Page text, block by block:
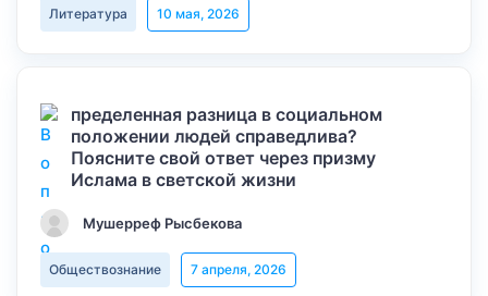
Литература 10 мая, 2026
пределенная разница в социальном
положении людей справедлива?
Поясните свой ответ через призму
Ислама в светской жизни
Мушерреф Рысбекова
Обществознание 7 апреля, 2026